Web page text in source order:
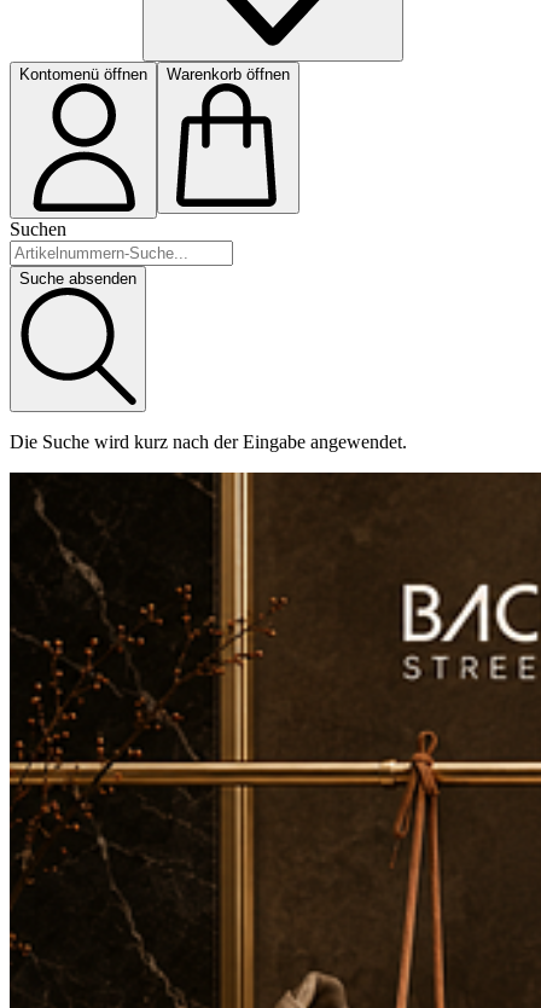
Kontomenü öffnen Warenkorb öffnen
Suchen
Suche absenden
Die Suche wird kurz nach der Eingabe angewendet.